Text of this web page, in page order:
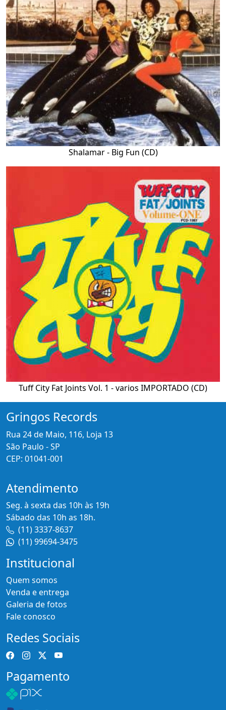
Shalamar - Big Fun (CD)
Tuff City Fat Joints Vol. 1 - varios IMPORTADO (CD)
Gringos Records
Rua 24 de Maio, 116, Loja 13
São Paulo - SP
CEP: 01041-001
Atendimento
Seg. à sexta das 10h às 19h
Sábado das 10h as 18h.
(11) 3337-8637
(11) 99694-3475
Institucional
Quem somos
Venda e entrega
Galeria de fotos
Fale conosco
Redes Sociais
Pagamento